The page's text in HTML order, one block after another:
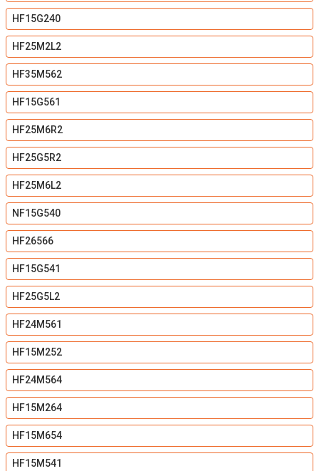
HF15G240
HF25M2L2
HF35M562
HF15G561
HF25M6R2
HF25G5R2
HF25M6L2
NF15G540
HF26566
HF15G541
HF25G5L2
HF24M561
HF15M252
HF24M564
HF15M264
HF15M654
HF15M541